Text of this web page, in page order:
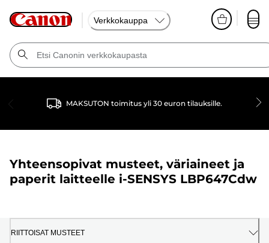
Verkkokauppa
MAKSUTON toimitus yli 30 euron tilauksille.
Yhteensopivat musteet, väriaineet ja
paperit laitteelle i-SENSYS LBP647Cdw
RIITTOISAT MUSTEET